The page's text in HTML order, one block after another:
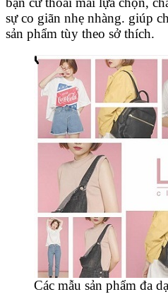
sự co giãn nhẹ nhàng. giúp
sản phẩm tùy theo sở thích.
Các mẫu sản phẩm đa